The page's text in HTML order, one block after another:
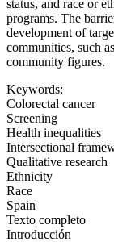
status, and race or
programs. The
development of
communities, such
community figures.
Keywords:
Colorectal cancer
Screening
Health inequalities
Intersectional
Qualitative research
Ethnicity
Race
Spain
Texto completo
Introducción